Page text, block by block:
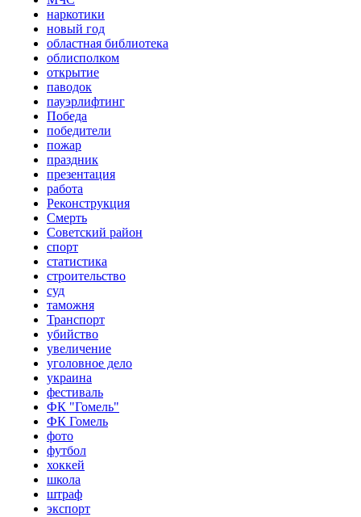
наркотики
новый год
областная библиотека
облисполком
открытие
паводок
пауэрлифтинг
Победа
победители
пожар
праздник
презентация
работа
Реконструкция
Смерть
Советский район
спорт
статистика
строительство
суд
таможня
Транспорт
убийство
увеличение
уголовное дело
украина
фестиваль
ФК "Гомель"
ФК Гомель
фото
футбол
хоккей
школа
штраф
экспорт